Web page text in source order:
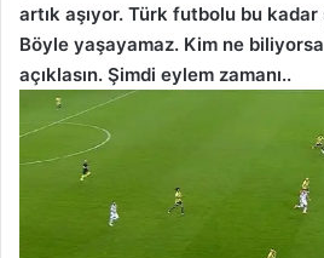
artık aşıyor. Türk futbolu bu
Böyle yaşayamaz. Kim ne
açıklasın. Şimdi eylem zamanı..